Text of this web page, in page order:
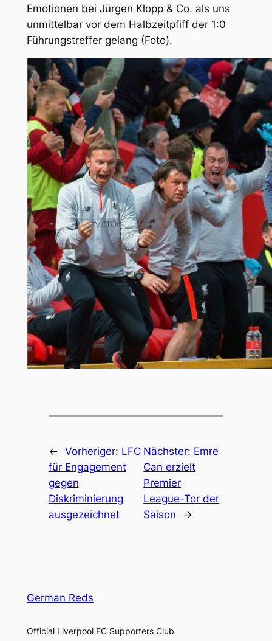
Emotionen bei Jürgen Klopp & Co. als uns
unmittelbar vor dem Halbzeitpfiff der 1:0
Führungstreffer gelang (Foto).
← Vorheriger: LFC
für Engagement
gegen
Diskriminierung
ausgezeichnet
Nächster: Emre
Can erzielt
Premier
League-Tor der
Saison
→
German Reds
Official Liverpool FC Supporters Club